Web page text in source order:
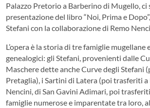
Palazzo Pretorio a Barberino di Mugello, ci
presentazione del libro “Noi, Prima e
Stefani con la collaborazione di Remo
L’opera è la storia di tre famiglie mugellane
genealogici: gli Stefani, provenienti dalle
Maschere dette anche Curve degli Stefani
Pretaglia), i Sartini di Latera (poi trasferiti
Nencini, di San Gavini Adimari, poi
famiglie numerose e imparentate tra loro,